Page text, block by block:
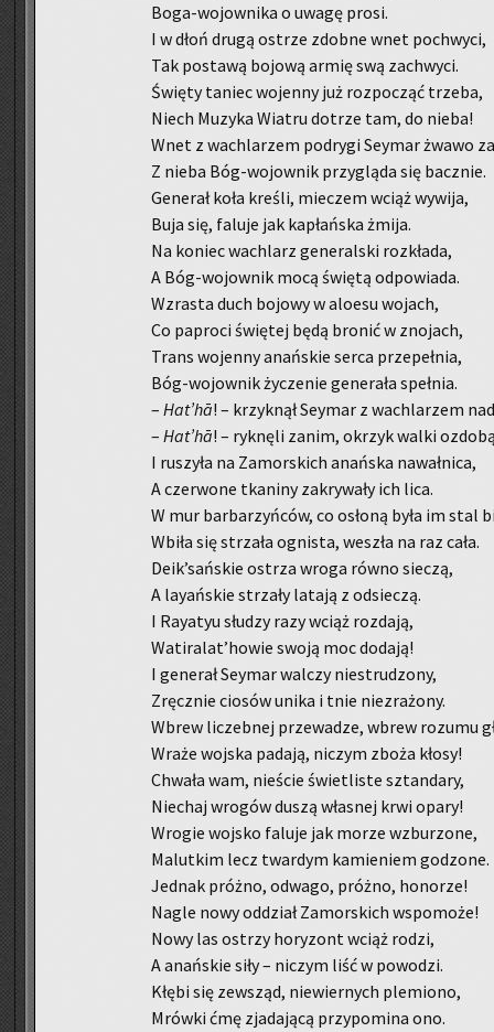
Bo­ga-wo­jow­ni­ka o uwagę prosi.
I w dłoń drugą ostrze zdob­ne wnet po­chwy­ci,
Tak po­sta­wą bo­jo­wą armię swą za­chwy­ci.
Świę­ty ta­niec wo­jen­ny już roz­po­cząć trze­ba,
Niech Mu­zy­ka Wia­tru do­trze tam, do nieba!
Wnet z wa­chla­rzem po­dry­gi Sey­mar żwawo
Z nieba Bóg-wo­jow­nik przy­glą­da się bacz­nie.
Ge­ne­rał koła kre­śli, mie­czem wciąż wy­wi­ja,
Buja się, fa­lu­je jak ka­płań­ska żmija.
Na ko­niec wa­chlarz ge­ne­ral­ski roz­kła­da,
A Bóg-wo­jow­nik mocą świę­tą od­po­wia­da.
Wzra­sta duch bo­jo­wy w alo­esu wo­jach,
Co pa­pro­ci świę­tej będą bro­nić w zno­jach,
Trans wo­jen­ny anań­skie serca prze­peł­nia,
Bóg-wo­jow­nik ży­cze­nie ge­ne­ra­ła speł­nia.
– Hat’hā! – krzyk­nął Sey­mar z wa­chla­rzem
– Hat’hā! – ryk­nę­li zanim, okrzyk walki
I ru­szy­ła na Za­mor­skich anań­ska na­wał­ni­ca,
A czer­wo­ne tka­ni­ny za­kry­wa­ły ich lica.
W mur bar­ba­rzyń­ców, co osło­ną była im stal
Wbiła się strza­ła ogni­sta, we­szła na raz cała.
Deik’sań­skie ostrza wroga równo sie­czą,
A lay­ań­skie strza­ły la­ta­ją z od­sie­czą.
I Ray­atyu słu­dzy razy wciąż roz­da­ją,
Wa­ti­ra­lat’howie swoją moc do­da­ją!
I ge­ne­rał Sey­mar wal­czy nie­stru­dzo­ny,
Zręcz­nie cio­sów unika i tnie nie­zra­żo­ny.
Wbrew li­czeb­nej prze­wa­dze, wbrew ro­zu­mu
Wraże woj­ska pa­da­ją, ni­czym zboża kłosy!
Chwa­ła wam, nie­ście świe­tli­ste sztan­da­ry,
Nie­chaj wro­gów duszą wła­snej krwi opary!
Wro­gie woj­sko fa­lu­je jak morze wzbu­rzo­ne,
Ma­lut­kim lecz twar­dym ka­mie­niem go­dzo­ne.
Jed­nak próż­no, od­wa­go, próż­no, ho­no­rze!
Nagle nowy od­dział Za­mor­skich wspo­mo­że!
Nowy las ostrzy ho­ry­zont wciąż rodzi,
A anań­skie siły – ni­czym liść w po­wo­dzi.
Kłębi się ze­wsząd, nie­wier­nych ple­mio­no,
Mrów­ki ćmę zja­da­ją­cą przy­po­mi­na ono.